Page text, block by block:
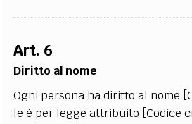
Art. 6
Diritto al nome
Ogni persona ha diritto al nome
le è per legge attribuito [Codice